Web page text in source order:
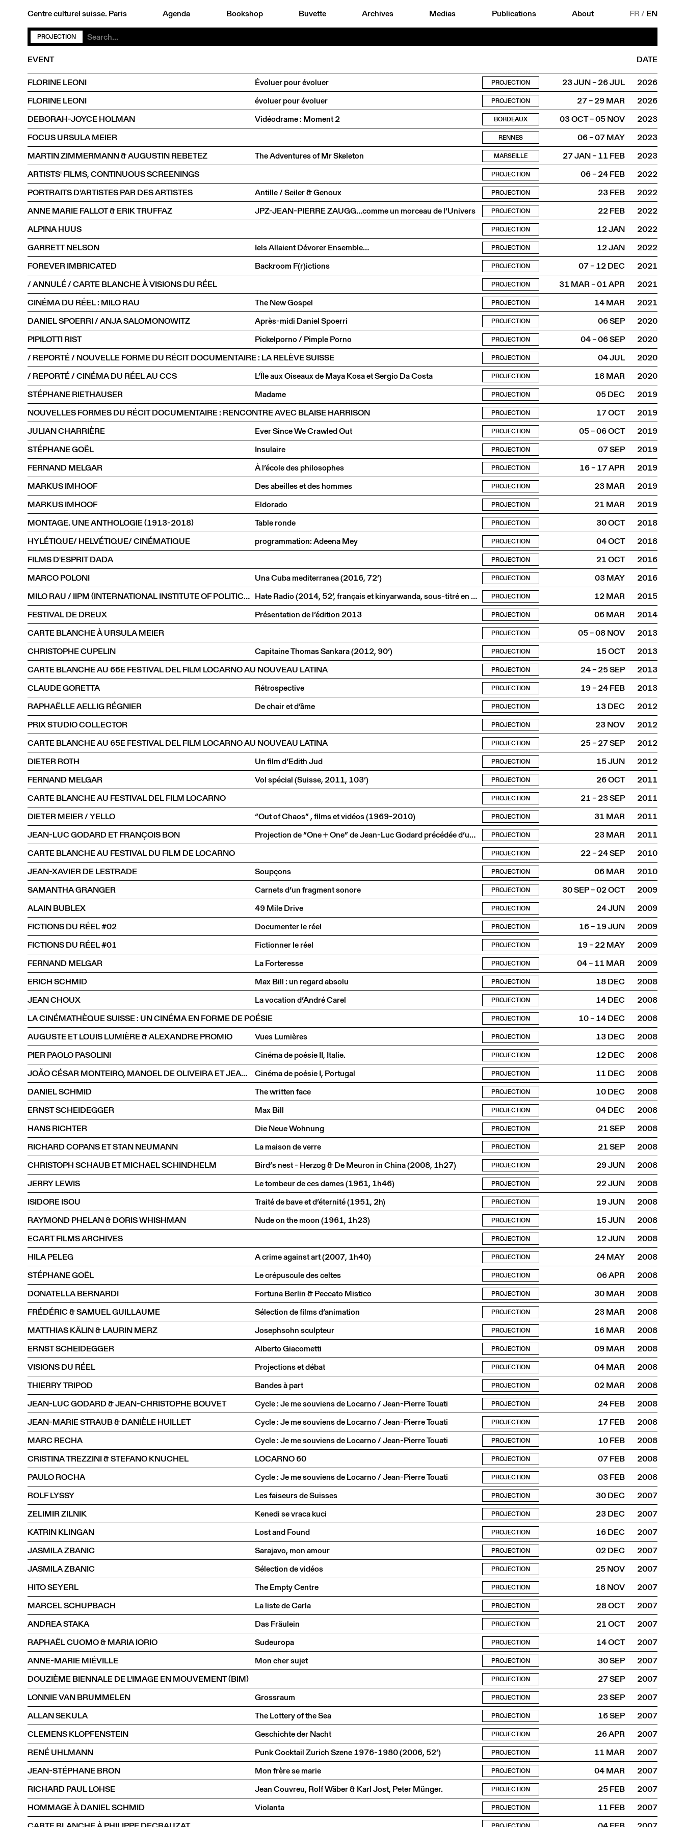
Centre culturel suisse. Paris Agenda Bookshop Buvette Archives Medias Publications About FR/ EN
PROJECTION
EVENT
DATE
FLORINE LEONI
Évoluer pour évoluer PROJECTION 23 JUN – 26 JUL
2026
FLORINE LEONI
évoluer pour évoluer PROJECTION 27 – 29 MAR
2026
DEBORAH-JOYCE HOLMAN
Vidéodrame : Moment 2 BORDEAUX 03 OCT – 05 NOV
2023
FOCUS URSULA MEIER
RENNES 06 – 07 MAY
2023
MARTIN ZIMMERMANN & AUGUSTIN REBETEZ
The Adventures of Mr Skeleton MARSEILLE 27 JAN – 11 FEB
2023
ARTISTS' FILMS, CONTINUOUS SCREENINGS
PROJECTION 06 – 24 FEB
2022
PORTRAITS D'ARTISTES PAR DES ARTISTES
Antille / Seiler & Genoux PROJECTION 23 FEB
2022
ANNE MARIE FALLOT & ERIK TRUFFAZ
JPZ-JEAN-PIERRE ZAUGG…comme un morceau de l’Univers PROJECTION 22 FEB
2022
ALPINA HUUS
PROJECTION 12 JAN
2022
GARRETT NELSON
Iels Allaient Dévorer Ensemble… PROJECTION 12 JAN
2022
FOREVER IMBRICATED
Backroom F(r)ictions PROJECTION 07 – 12 DEC
2021
/ ANNULÉ / CARTE BLANCHE À VISIONS DU RÉEL
PROJECTION 31 MAR – 01 APR
2021
CINÉMA DU RÉEL : MILO RAU
The New Gospel PROJECTION 14 MAR
2021
DANIEL SPOERRI / ANJA SALOMONOWITZ
Après-midi Daniel Spoerri PROJECTION 06 SEP
2020
PIPILOTTI RIST
Pickelporno / Pimple Porno PROJECTION 04 – 06 SEP
2020
/ REPORTÉ / NOUVELLE FORME DU RÉCIT DOCUMENTAIRE : LA RELÈVE SUISSE
PROJECTION 04 JUL
2020
/ REPORTÉ / CINÉMA DU RÉEL AU CCS
L’Île aux Oiseaux de Maya Kosa et Sergio Da Costa PROJECTION 18 MAR
2020
STÉPHANE RIETHAUSER
Madame PROJECTION 05 DEC
2019
NOUVELLES FORMES DU RÉCIT DOCUMENTAIRE : RENCONTRE AVEC BLAISE HARRISON
PROJECTION 17 OCT
2019
JULIAN CHARRIÈRE
Ever Since We Crawled Out PROJECTION 05 – 06 OCT
2019
STÉPHANE GOËL
Insulaire PROJECTION 07 SEP
2019
FERNAND MELGAR
À l’école des philosophes PROJECTION 16 – 17 APR
2019
MARKUS IMHOOF
Des abeilles et des hommes PROJECTION 23 MAR
2019
MARKUS IMHOOF
Eldorado PROJECTION 21 MAR
2019
MONTAGE. UNE ANTHOLOGIE (1913-2018)
Table ronde PROJECTION 30 OCT
2018
HYLÉTIQUE/ HELVÉTIQUE/ CINÉMATIQUE
programmation: Adeena Mey PROJECTION 04 OCT
2018
FILMS D'ESPRIT DADA
PROJECTION 21 OCT
2016
MARCO POLONI
Una Cuba mediterranea (2016, 72’) PROJECTION 03 MAY
2016
MILO RAU / IIPM (INTERNATIONAL INSTITUTE OF POLITICAL MURDER)
Hate Radio (2014, 52’, français et kinyarwanda, sous-titré en français) PROJECTION 12 MAR
2015
FESTIVAL DE DREUX
Présentation de l’édition 2013 PROJECTION 06 MAR
2014
CARTE BLANCHE À URSULA MEIER
PROJECTION 05 – 08 NOV
2013
CHRISTOPHE CUPELIN
Capitaine Thomas Sankara (2012, 90’) PROJECTION 15 OCT
2013
CARTE BLANCHE AU 66E FESTIVAL DEL FILM LOCARNO AU NOUVEAU LATINA
PROJECTION 24 – 25 SEP
2013
CLAUDE GORETTA
Rétrospective PROJECTION 19 – 24 FEB
2013
RAPHAËLLE AELLIG RÉGNIER
De chair et d’âme PROJECTION 13 DEC
2012
PRIX STUDIO COLLECTOR
PROJECTION 23 NOV
2012
CARTE BLANCHE AU 65E FESTIVAL DEL FILM LOCARNO AU NOUVEAU LATINA
PROJECTION 25 – 27 SEP
2012
DIETER ROTH
Un film d’Edith Jud PROJECTION 15 JUN
2012
FERNAND MELGAR
Vol spécial (Suisse, 2011, 103’) PROJECTION 26 OCT
2011
CARTE BLANCHE AU FESTIVAL DEL FILM LOCARNO
PROJECTION 21 – 23 SEP
2011
DIETER MEIER / YELLO
“Out of Chaos” , films et vidéos (1969-2010) PROJECTION 31 MAR
2011
JEAN-LUC GODARD ET FRANÇOIS BON
Projection de “One + One” de Jean-Luc Godard précédée d’une conférence de François Bon PROJECTION 23 MAR
2011
CARTE BLANCHE AU FESTIVAL DU FILM DE LOCARNO
PROJECTION 22 – 24 SEP
2010
JEAN-XAVIER DE LESTRADE
Soupçons PROJECTION 06 MAR
2010
SAMANTHA GRANGER
Carnets d’un fragment sonore PROJECTION 30 SEP – 02 OCT
2009
ALAIN BUBLEX
49 Mile Drive PROJECTION 24 JUN
2009
FICTIONS DU RÉEL #02
Documenter le réel PROJECTION 16 – 19 JUN
2009
FICTIONS DU RÉEL #01
Fictionner le réel PROJECTION 19 – 22 MAY
2009
FERNAND MELGAR
La Forteresse PROJECTION 04 – 11 MAR
2009
ERICH SCHMID
Max Bill : un regard absolu PROJECTION 18 DEC
2008
JEAN CHOUX
La vocation d’André Carel PROJECTION 14 DEC
2008
LA CINÉMATHÈQUE SUISSE : UN CINÉMA EN FORME DE POÉSIE
PROJECTION 10 – 14 DEC
2008
AUGUSTE ET LOUIS LUMIÈRE & ALEXANDRE PROMIO
Vues Lumières PROJECTION 13 DEC
2008
PIER PAOLO PASOLINI
Cinéma de poésie II, Italie. PROJECTION 12 DEC
2008
JOÃO CÉSAR MONTEIRO, MANOEL DE OLIVEIRA ET JEAN ROUCH
Cinéma de poésie I, Portugal PROJECTION 11 DEC
2008
DANIEL SCHMID
The written face PROJECTION 10 DEC
2008
ERNST SCHEIDEGGER
Max Bill PROJECTION 04 DEC
2008
HANS RICHTER
Die Neue Wohnung PROJECTION 21 SEP
2008
RICHARD COPANS ET STAN NEUMANN
La maison de verre PROJECTION 21 SEP
2008
CHRISTOPH SCHAUB ET MICHAEL SCHINDHELM
Bird’s nest - Herzog & De Meuron in China (2008, 1h27) PROJECTION 29 JUN
2008
JERRY LEWIS
Le tombeur de ces dames (1961, 1h46) PROJECTION 22 JUN
2008
ISIDORE ISOU
Traité de bave et d’éternité (1951, 2h) PROJECTION 19 JUN
2008
RAYMOND PHELAN & DORIS WHISHMAN
Nude on the moon (1961, 1h23) PROJECTION 15 JUN
2008
ECART FILMS ARCHIVES
PROJECTION 12 JUN
2008
HILA PELEG
A crime against art (2007, 1h40) PROJECTION 24 MAY
2008
STÉPHANE GOËL
Le crépuscule des celtes PROJECTION 06 APR
2008
DONATELLA BERNARDI
Fortuna Berlin & Peccato Mistico PROJECTION 30 MAR
2008
FRÉDÉRIC & SAMUEL GUILLAUME
Sélection de films d’animation PROJECTION 23 MAR
2008
MATTHIAS KÄLIN & LAURIN MERZ
Josephsohn sculpteur PROJECTION 16 MAR
2008
ERNST SCHEIDEGGER
Alberto Giacometti PROJECTION 09 MAR
2008
VISIONS DU RÉEL
Projections et débat PROJECTION 04 MAR
2008
THIERRY TRIPOD
Bandes à part PROJECTION 02 MAR
2008
JEAN-LUC GODARD & JEAN-CHRISTOPHE BOUVET
Cycle : Je me souviens de Locarno / Jean-Pierre Touati PROJECTION 24 FEB
2008
JEAN-MARIE STRAUB & DANIÈLE HUILLET
Cycle : Je me souviens de Locarno / Jean-Pierre Touati PROJECTION 17 FEB
2008
MARC RECHA
Cycle : Je me souviens de Locarno / Jean-Pierre Touati PROJECTION 10 FEB
2008
CRISTINA TREZZINI & STEFANO KNUCHEL
LOCARNO 60 PROJECTION 07 FEB
2008
PAULO ROCHA
Cycle : Je me souviens de Locarno / Jean-Pierre Touati PROJECTION 03 FEB
2008
ROLF LYSSY
Les faiseurs de Suisses PROJECTION 30 DEC
2007
ZELIMIR ZILNIK
Kenedi se vraca kuci PROJECTION 23 DEC
2007
KATRIN KLINGAN
Lost and Found PROJECTION 16 DEC
2007
JASMILA ZBANIC
Sarajavo, mon amour PROJECTION 02 DEC
2007
JASMILA ZBANIC
Sélection de vidéos PROJECTION 25 NOV
2007
HITO SEYERL
The Empty Centre PROJECTION 18 NOV
2007
MARCEL SCHUPBACH
La liste de Carla PROJECTION 28 OCT
2007
ANDREA STAKA
Das Fräulein PROJECTION 21 OCT
2007
RAPHAËL CUOMO & MARIA IORIO
Sudeuropa PROJECTION 14 OCT
2007
ANNE-MARIE MIÉVILLE
Mon cher sujet PROJECTION 30 SEP
2007
DOUZIÈME BIENNALE DE L'IMAGE EN MOUVEMENT (BIM)
PROJECTION 27 SEP
2007
LONNIE VAN BRUMMELEN
Grossraum PROJECTION 23 SEP
2007
ALLAN SEKULA
The Lottery of the Sea PROJECTION 16 SEP
2007
CLEMENS KLOPFENSTEIN
Geschichte der Nacht PROJECTION 26 APR
2007
RENÉ UHLMANN
Punk Cocktail Zurich Szene 1976-1980 (2006, 52’) PROJECTION 11 MAR
2007
JEAN-STÉPHANE BRON
Mon frère se marie PROJECTION 04 MAR
2007
RICHARD PAUL LOHSE
Jean Couvreu, Rolf Wäber & Karl Jost, Peter Münger. PROJECTION 25 FEB
2007
HOMMAGE À DANIEL SCHMID
Violanta PROJECTION 11 FEB
2007